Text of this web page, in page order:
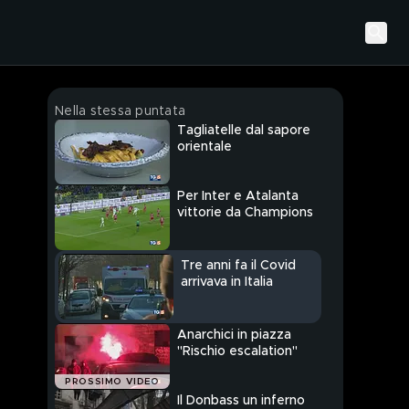
Nella stessa puntata
Tagliatelle dal sapore
orientale
Per Inter e Atalanta
vittorie da Champions
Tre anni fa il Covid
arrivava in Italia
PROSSIMO VIDEO
Anarchici in piazza
"Rischio escalation"
Il Donbass un inferno